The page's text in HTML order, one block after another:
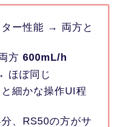
ー性能 → 両方と
方 600mL/h
ほぼ同じ
細かな操作UI程
、RS50の方がサ